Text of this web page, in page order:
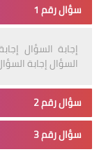
سؤال رقم 1
إجابة السؤال
السؤال إجابة
سؤال رقم 2
سؤال رقم 3